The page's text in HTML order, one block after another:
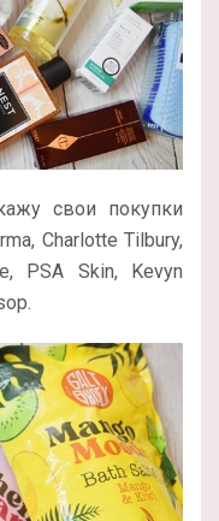
свои покупки
Charlotte Tilbury,
PSA Skin, Kevyn